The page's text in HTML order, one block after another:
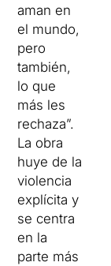
aman en
el mundo,
pero
también,
lo que
más les
rechaza”.
La obra
huye de la
violencia
explícita y
se centra
en la
parte más